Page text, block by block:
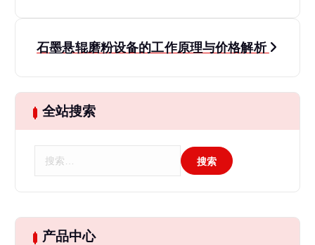
导石墨悬辊磨粉设备的工作原理与价格解析
全站搜索
产品中心